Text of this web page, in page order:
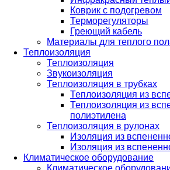
Коврик с подогревом
Терморегуляторы
Греющий кабель
Материалы для теплого
Теплоизоляция
Теплоизоляция
Звукоизоляция
Теплоизоляция в трубках
Теплоизоляция из
Теплоизоляция из
полиэтилена
Теплоизоляция в рулонах
Изоляция из
Изоляция из
Климатическое оборудование